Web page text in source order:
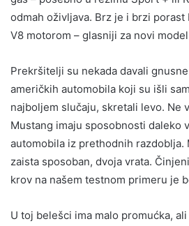
odmah oživljava. Brz je i brzi
V8 motorom – glasniji za novi
Prekršitelji su nekada davali
američkih automobila koji su išli
najboljem slučaju, skretali levo. Ne
Mustang imaju sposobnosti daleko
automobila iz prethodnih razdoblja.
zaista sposoban, dvoja vrata.
krov na našem testnom primeru je
U toj belešci ima malo promućka,